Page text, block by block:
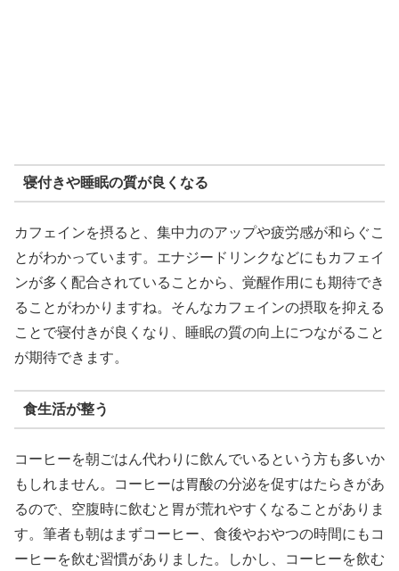
寝付きや睡眠の質が良くなる
カフェインを摂ると、集中力のアップや疲労感が和らぐこ
とがわかっています。エナジードリンクなどにもカフェイ
ンが多く配合されていることから、覚醒作用にも期待でき
ることがわかりますね。そんなカフェインの摂取を抑える
ことで寝付きが良くなり、睡眠の質の向上につながること
が期待できます。
食生活が整う
コーヒーを朝ごはん代わりに飲んでいるという方も多いか
もしれません。コーヒーは胃酸の分泌を促すはたらきがあ
るので、空腹時に飲むと胃が荒れやすくなることがありま
す。筆者も朝はまずコーヒー、食後やおやつの時間にもコ
ーヒーを飲む習慣がありました。しかし、コーヒーを飲む